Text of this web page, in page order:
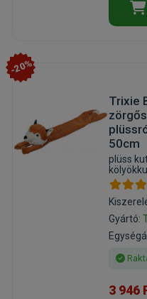
-20%
Trixie
50cm
plüss
Gyártó:
3 946